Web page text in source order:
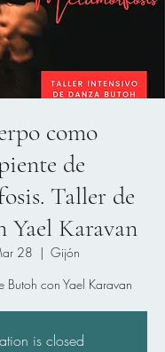
como
de
Taller de
Yael Karavan
28
  |
Gijón
Butoh con Yael Karavan
is closed